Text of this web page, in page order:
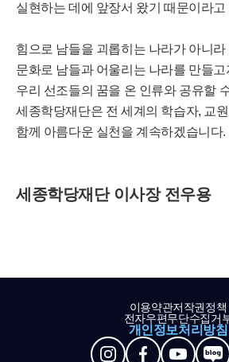
실현하는 데에 앞장서 왔기 때문이라고
힘으로 남들을 괴롭히는 나라가 아니라
문화로 남들과 어울리는 나라를 만들고
우리 선조들의 꿈을 온 인류와 공유할
세종학당재단은 전 세계의 학습자, 교
함께 아름다운 실천을 계속하겠습니다.
세종학당재단 이사장 전우용
이용약관저작권정책
전자우편무단수집거
개인정보처리방침